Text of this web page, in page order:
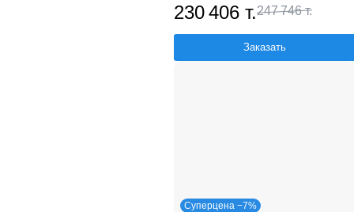
230 406 т.247 746 т.
Заказать
Суперцена −7%